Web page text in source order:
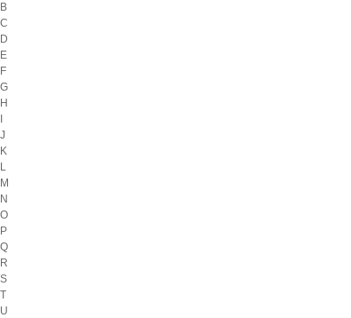
B
C
D
E
F
G
H
J
K
L
M
N
O
P
Q
R
S
T
U